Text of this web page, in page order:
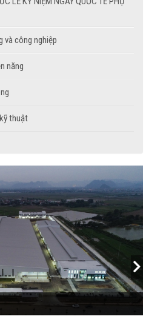
và công nghiệp
năng
thuật